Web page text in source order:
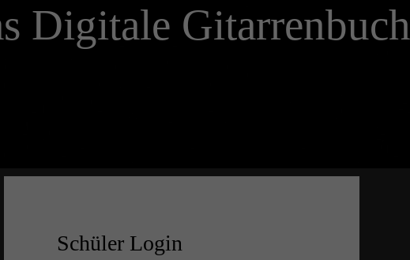
Digitale Gitarrenbuch
Schüler Login